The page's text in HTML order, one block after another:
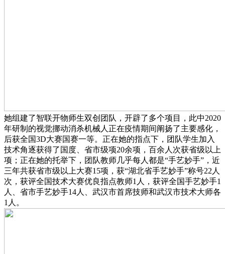
她组建了智联开物师生双创团队，开辟了多个项目，此中2020
年研制的视觉挪动消杀机械人正在疫情期间阐扬了主要感化，
后获全国3D大赛国赛一等。正在她的指点下，团队学生加入
技术角逐获得了国度、省市级项20余项，百余人次获省级以上
项；正在她的托举下，团队教师几乎每人都是“手艺妙手”，近
三年共获省市级以上大赛15项，获“湖北省手艺妙手”称号22人
次，获评全国技术大赛优良指点教师1人，获评全国手艺妙手1
人、省市手艺妙手14人、武汉市首席技师和武汉市技术大师各
1人。